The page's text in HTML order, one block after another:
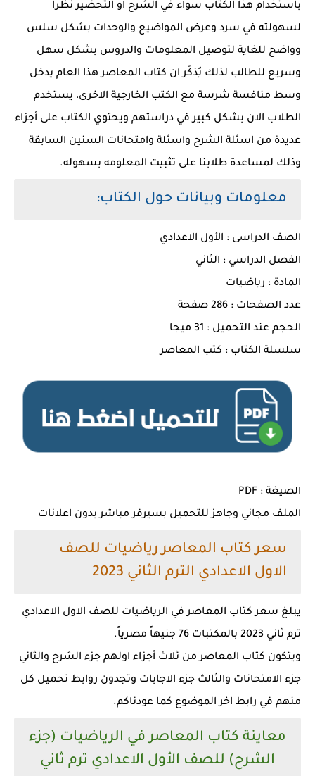
باستخدام هذا الكتاب سواء في الشرح او التحضير نظرا
لسهولته في سرد وعرض المواضيع والوحدات بشكل سلس
وواضح للغاية لتوصيل المعلومات والدروس بشكل سهل
وسريع للطالب لذلك يُذكَر ان كتاب المعاصر هذا العام يدخل
وسط منافسة شرسة مع الكتب الخارجية الاخرى، يستخدم
الطلاب الان بشكل كبير في دراستهم ويحتوي الكتاب على أجزاء
عديدة من اسئلة الشرح واسئلة وامتحانات السنين السابقة
وذلك لمساعدة طلابنا على تثبيت المعلومه بسهوله.
معلومات وبيانات حول الكتاب:
الصف الدراسى : الأول الاعدادي
الفصل الدراسي : الثاني
المادة : رياضيات
عدد الصفحات : 286 صفحة
الحجم عند التحميل : 31 ميجا
سلسلة الكتاب : كتب المعاصر
الصيغة : PDF
الملف مجاني وجاهز للتحميل بسيرفر مباشر بدون اعلانات
سعر كتاب المعاصر رياضيات للصف
الاول الاعدادي الترم الثاني 2023
يبلغ سعر كتاب المعاصر في الرياضيات للصف الاول الاعدادي
ترم ثاني 2023 بالمكتبات 76 جنيهاً مصرياً.
ويتكون كتاب المعاصر من ثلاث أجزاء اولهم جزء الشرح والثاني
جزء الامتحانات والثالث جزء الاجابات وتجدون روابط تحميل كل
منهم في رابط اخر الموضوع كما عودناكم.
معاينة كتاب المعاصر في الرياضيات (جزء
الشرح) للصف الأول الاعدادي ترم ثاني